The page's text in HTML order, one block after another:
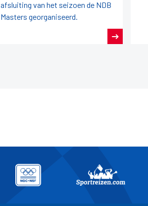
afsluiting van het seizoen de NDB
Masters georganiseerd.